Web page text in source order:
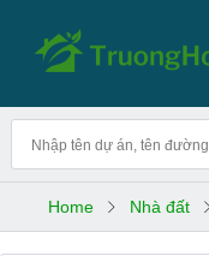
Home Nhà đất